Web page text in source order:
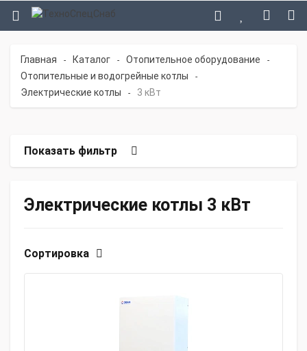
Главная - Каталог - Отопительное оборудование -
Отопительные и водогрейные котлы -
Электрические котлы - 3 кВт
Показать фильтр
Электрические котлы 3 кВт
Сортировка